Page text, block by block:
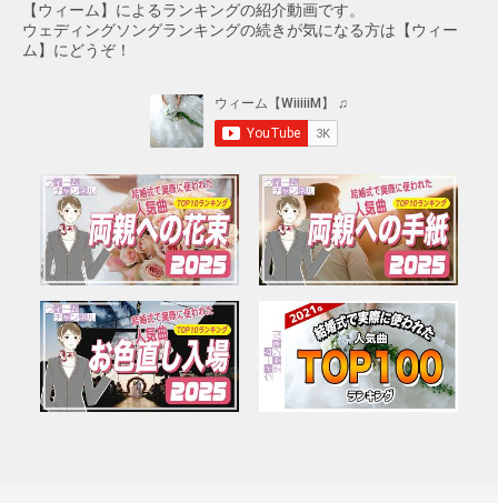
【ウィーム】によるランキングの紹介動画です。
ウェディングソングランキングの続きが気になる方は【ウィー
ム】にどうぞ！